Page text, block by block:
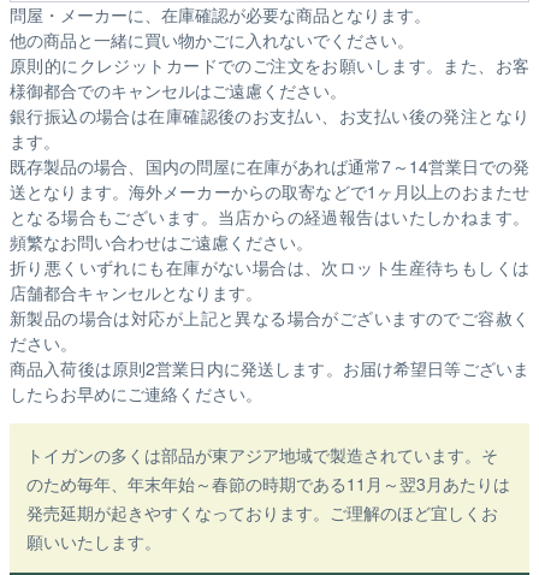
問屋・メーカーに、在庫確認が必要な商品となります。
他の商品と一緒に買い物かごに入れないでください。
原則的にクレジットカードでのご注文をお願いします。また、お客
様御都合でのキャンセルはご遠慮ください。
銀行振込の場合は在庫確認後のお支払い、お支払い後の発注となり
ます。
既存製品の場合、国内の問屋に在庫があれば通常7～14営業日での発
送となります。海外メーカーからの取寄などで1ヶ月以上のおまたせ
となる場合もございます。 当店からの経過報告はいたしかねます。
頻繁なお問い合わせはご遠慮ください。
折り悪くいずれにも在庫がない場合は、次ロット生産待ちもしくは
店舗都合キャンセルとなります。
新製品の場合は対応が上記と異なる場合がございますのでご容赦く
ださい。
商品入荷後は原則2営業日内に発送します。お届け希望日等ございま
したらお早めにご連絡ください。
トイガンの多くは部品が東アジア地域で製造されています。そ
のため毎年、年末年始～春節の時期である11月～翌3月あたりは
発売延期が起きやすくなっております。ご理解のほど宜しくお
願いいたします。